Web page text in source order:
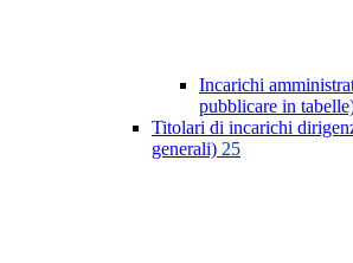
Incarichi
pubblicare in
Titolari di incarichi
generali) 25